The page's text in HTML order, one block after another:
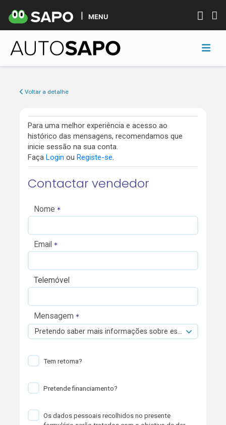
MENU
Voltar a detalhe
Para uma melhor experiência e acesso ao
histórico das mensagens, recomendamos que
inicie sessão na sua conta.
Faça Login ou Registe-se.
Contactar vendedor
Nome
Email
Telemóvel
Mensagem
Pretendo saber mais informações sobre esta viatura.
Tem retoma?
Pretende financiamento?
Os dados pessoais recolhidos no presente